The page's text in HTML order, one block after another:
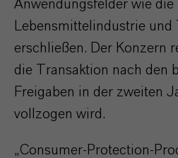
Anwendungsfelder wie die
Lebensmittelindustrie
erschließen. Der Konzern
die Transaktion nach den
Freigaben in der zweiten
vollzogen wird.
„Consumer-Protection-